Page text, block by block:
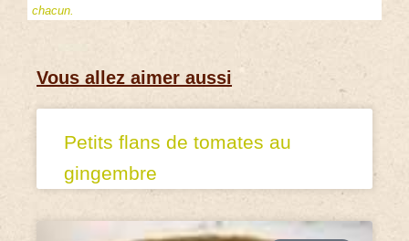
chacun.
Vous allez aimer aussi
Petits flans de tomates au
gingembre